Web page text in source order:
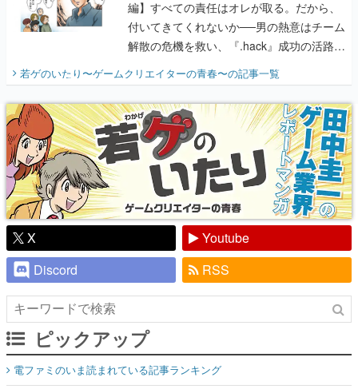
編】すべての責任はオレが取る。だから、
付いてきてくれないか──男の熱意はチーム
解散の危機を救い、『.hack』成功の活路を
『少年ジャンプ』色だった【若ゲのいた
り】
若ゲのいたり〜ゲームクリエイターの青春〜の記事一覧
X
Youtube
Discord
RSS
ピックアップ
電ファミのいま読まれている記事ランキング